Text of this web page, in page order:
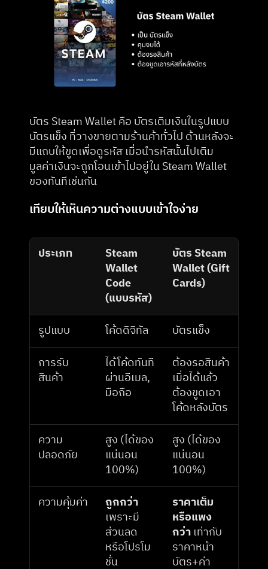
บัตร Steam Wallet คือ บัตรเติมเงินในรูปแบบ
บัตรแข็ง ที่วางขายตามร้านค้าทั่วไป ด้านหลังจะ
มีแถบให้ขูดเพื่อดูรหัส เมื่อนำรหัสนั้นไปเติม
มูลค่าเงินจะถูกโอนเข้าไปอยู่ใน Steam Wallet
ของทันทีเช่นกัน
เทียบให้เห็นความต่างแบบเข้าใจง่าย
ประเภท
Steam
Wallet
Code
(แบบรหัส)
บัตร Steam
Wallet (Gift
Cards)
รูปแบบ โค้ดดิจิทัล
บัตรแข็ง
การรับ
สินค้า
ได้โค้ดทันที
ผ่านอีเมล,
มือถือ
ต้องรอสินค้า
เมื่อได้แล้ว
ต้องขูดเอา
โค้ดหลังบัตร
ความ
ปลอดภัย
สูง (ได้ของ
แน่นอน
100%)
สูง (ได้ของ
แน่นอน
100%)
ความคุ้มค่า
ถูกกว่า
เพราะมี
ส่วนลด
หรือโปรโม
ชั่น
ราคาเต็ม
หรือแพง
กว่า เท่ากับ
ราคาหน้า
บัตร+ค่า